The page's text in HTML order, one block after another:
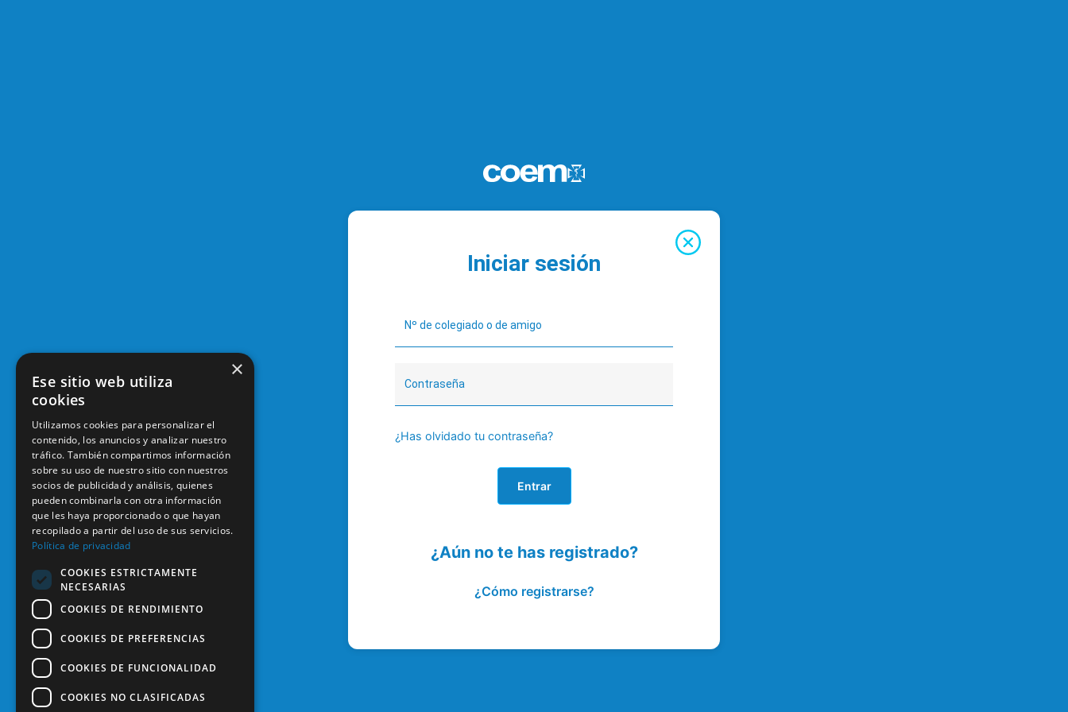
Iniciar sesión
¿Has olvidado tu contraseña?
Entrar
¿Aún no te has registrado?
¿Cómo registrarse?
×
Ese sitio web utiliza
cookies
Utilizamos cookies para personalizar el
contenido, los anuncios y analizar nuestro
tráfico. También compartimos información
sobre su uso de nuestro sitio con nuestros
socios de publicidad y análisis, quienes
pueden combinarla con otra información
que les haya proporcionado o que hayan
recopilado a partir del uso de sus servicios.
Política de privacidad
COOKIES ESTRICTAMENTE
NECESARIAS
COOKIES DE RENDIMIENTO
COOKIES DE PREFERENCIAS
COOKIES DE FUNCIONALIDAD
COOKIES NO CLASIFICADAS